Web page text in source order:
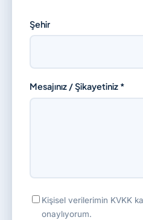
Şehir
Mesajınız / Şikayetiniz *
Kişisel verilerimin KVKK
onaylıyorum.